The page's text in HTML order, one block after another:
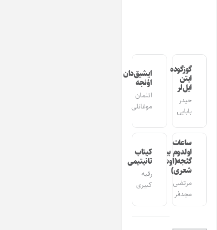
گوزگوده
ایتن
ایل‌لر
حیدر
بابایی
ایشیق‌دان
اؤنجه
ائلمان
موغانلی
ساعات
اولدوم بیر
گئجه(اوشاق
شعری)
مرتضی
مجدفر
کیتاب
تانیتیمی
رقیه
کبیری